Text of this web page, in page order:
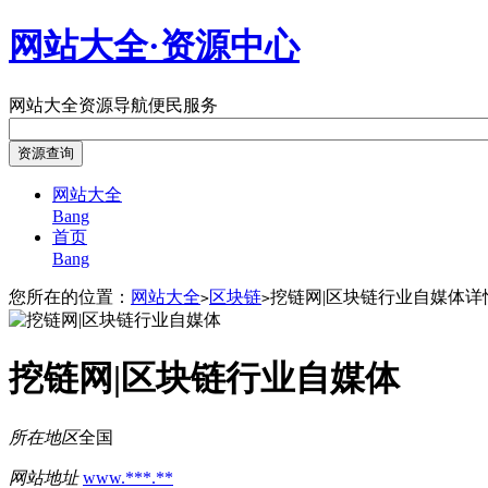
网站大全·资源中心
网站大全资源导航便民服务
网站大全
Bang
首页
Bang
您所在的位置： 网站大全>区块链>挖链网|区块链行业自媒体详
挖链网|区块链行业自媒体
所在地区全国
网站地址 www.***.**